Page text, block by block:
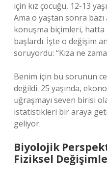
için kız çocuğu, 12-13
Ama o yaştan sonra bazı
konuşma biçimleri, hatta
başlardı. İşte o değişim
soruyordu: “Kıza ne
Benim için bu sorunun
değildi. 25 yaşında,
uğraşmayı seven birisi
istatistikleri bir araya
geliyor.
Biyolojik
Fiziksel